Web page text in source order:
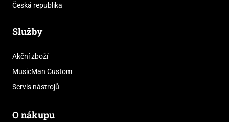
Česká republika
Služby
Akční zboží
MusicMan Custom
Servis nástrojů
O nákupu